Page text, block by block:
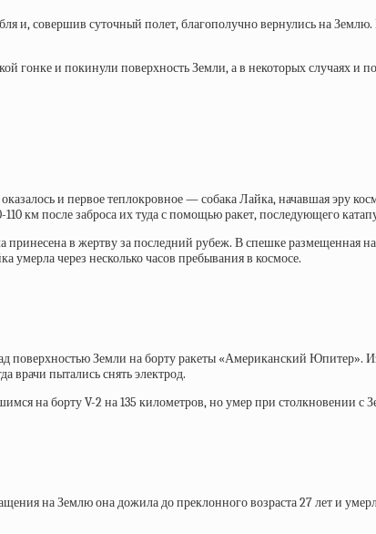
и, совершив суточный полет, благополучно вернулись на
гонке и покинули поверхность Земли, а в некоторых случаях и
и первое теплокровное — собака Лайка, начавшая эру
км после заброса их туда с помощью ракет, последующего
в жертву за последний рубеж. В спешке размещенная
через несколько часов пребывания в космосе.
поверхностью Земли на борту ракеты «Американский Юпитер».
врачи пытались снять электрод.
на борту V-2 на 135 километров, но умер при столкновении с
на Землю она дожила до преклонного возраста 27 лет и